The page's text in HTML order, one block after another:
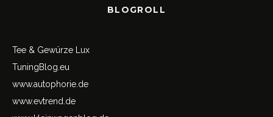
BLOGROLL
Tee & Gewürze Lux
TuningBlog.eu
www.autophorie.de
www.evtrend.de